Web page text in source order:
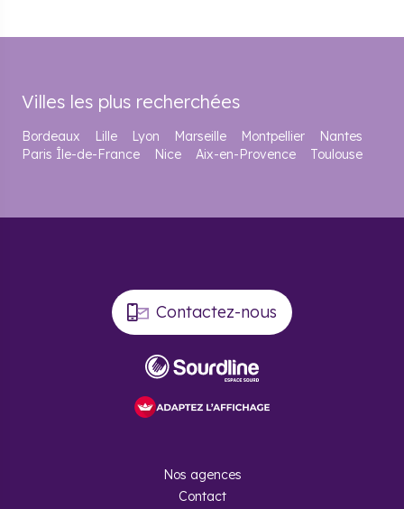
Villes les plus recherchées
Bordeaux Lille Lyon Marseille Montpellier
Nantes
Paris Île-de-France
Nice Aix-en-Provence Toulouse
Contactez-nous
Nos agences
Contact